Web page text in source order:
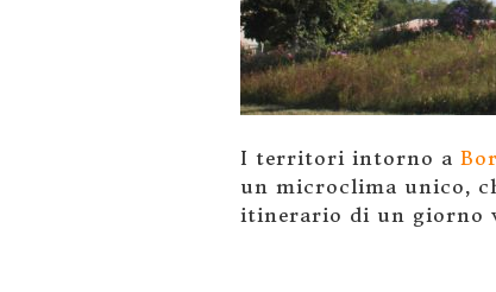
I territori intorno a
un microclima unico,
itinerario di un giorno